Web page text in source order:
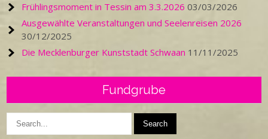
Frühlingsmoment in Tessin am 3.3.2026 03/03/2026
Ausgewählte Veranstaltungen und Seelenreisen 2026
30/12/2025
Die Mecklenburger Kunststadt Schwaan 11/11/2025
Fundgrube